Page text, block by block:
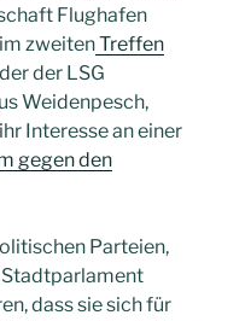
Flughafen
zweitenTreffen
der LSG
Weidenpesch,
Interesse an einer
gegen den
Parteien,
dass sie sich für